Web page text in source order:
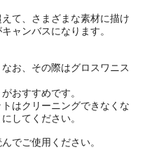
て、さまざまな素材に描け
ャンバスになります。
お、その際はグロスワニス
がおすすめです。
はクリーニングできなくな
してください。
でご使用ください。